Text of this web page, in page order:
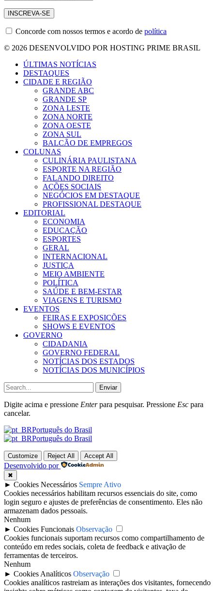
Concorde com nossos termos e acordo de política
© 2026 DESENVOLVIDO POR HOSTING PRIME BRASIL
ÚLTIMAS NOTÍCIAS
DESTAQUES
CIDADE E REGIÃO
GRANDE ABC
GRANDE SP
ZONA LESTE
ZONA NORTE
ZONA OESTE
ZONA SUL
BALCÃO DE EMPREGOS
COLUNAS
CULINÁRIA PAULISTANA
ESPORTE NA REGIÃO
FALANDO DIREITO
AÇÕES SOCIAIS
NEGÓCIOS EM DESTAQUE
PROFISSIONAL DESTAQUE
EDITORIAL
ECONOMIA
EDUCAÇÃO
ESPORTES
GERAL
INTERNACIONAL
JUSTIÇA
MEIO AMBIENTE
POLÍTICA
SAÚDE E BEM-ESTAR
VIAGENS E TURISMO
EVENTOS
FEIRAS E EXPOSIÇÕES
SHOWS E EVENTOS
GOVERNO
CIDADANIA
GOVERNO FEDERAL
NOTÍCIAS DOS ESTADOS
NOTÍCIAS DOS MUNICÍPIOS
Enviar
Digite acima e pressione Enterpara pesquisar. Pressione Esc para
cancelar.
Português do Brasil
Português do Brasil
Customize Reject All Accept All
Desenvolvido por
✖
► Cookies Necessários Sempre Ativo
Cookies necessários habilitam recursos essenciais do site, como
login seguro e ajustes de preferências de consentimento. Eles não
armazenam dados pessoais.
Nenhum
► Cookies Funcionais Observação
Cookies funcionais suportam recursos como compartilhamento de
conteúdo em redes sociais, coleta de feedback e ativação de
ferramentas de terceiros.
Nenhum
► Cookies Analíticos Observação
Cookies analíticos rastreiam as interações dos visitantes, fornecendo